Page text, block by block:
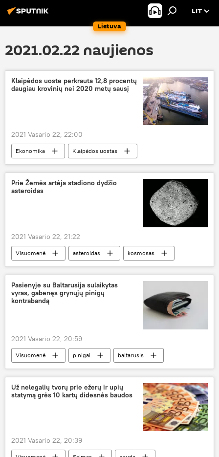
Lietuva
LIT
2021.02.22 naujienos
Klaipėdos uoste perkrauta 12,8 procentų
daugiau krovinių nei 2020 metų sausį
2021 Vasario 22, 22:00
Ekonomika
Klaipėdos uostas
krovinių apyvarta
krovinių vežimas
Prie Žemės artėja stadiono dydžio
asteroidas
2021 Vasario 22, 21:22
Visuomenė asteroidas
kosmosas
Žemė
Pasienyje su Baltarusija sulaikytas
vyras, gabenęs grynųjų pinigų
kontrabandą
2021 Vasario 22, 20:59
Visuomenė pinigai
baltarusis
Lietuva
Už nelegalių tvorų prie ežerų ir upių
statymą grės 10 kartų didesnės baudos
2021 Vasario 22, 20:39